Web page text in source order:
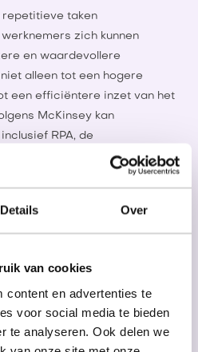
Details Over
van cookies
content en advertenties te
voor social media te bieden
te analyseren. Ook delen we
repetitieve taken
zich kunnen
en waardevollere
alleen tot een hogere
een efficiëntere inzet van het
McKinsey kan
RPA, de
verviervoudigen van
Krapte:
bedrijven efficiënter
te verlichten en de druk op